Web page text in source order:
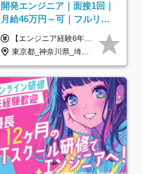
開発エンジニア｜面接1回｜
月給46万円～可｜フルリモ
ートも可｜案件選択制｜定
着率96％以上｜副業OK｜住
宅手当
【エンジニア経験6年以上の方】 月給46万円～100万円（固定残業代含む） ※上記月給には月30時間分の固定残業代（月8万7,400円～月19万円）を含む。超過分は全額支給。 【エンジニア経験4年以上の方】 月給42万円～100万円（固定残業代含む） ※上記月給には月30時間分の固定残業代（月7万9,800円～月19万円）を含む。超過分は全額支給。 【エンジニア経験4年未満の方】 月給38万円～100万円（固定残業代含む） ※上記月給には月30時間分の固定残業代（月7万2,200円～月19万円）を含む。超過分は全額支給。 ※経験、スキル、前職給与などを踏まえて決定。 ◆ルトラの給与制度のポイント！◆ ・社員の95%が入社時に年収UP！最高で300万円UPの実績も ・平均還元率86.3%（交通費・住宅手当・会社負担分の社保も含む） ・人柄やポテンシャルを評価し、スキル以上の希望年収を提示することも ・退職金制度やリファラル手当（平均50万円）あり
東京都_神奈川県_埼玉県_千葉県_大阪府_愛知県_北海道_青森県_岩手県_宮城県_秋田県_山形県_福島県_茨城県_栃木県_群馬県_新潟県_山梨県_長野県_富山県_石川県_福井県_静岡県_岐阜県_三重県_兵庫県_京都府_滋賀県_奈良県_和歌山県_広島県_岡山県_鳥取県_島根県_山口県_徳島県_香川県_愛媛県_高知県_福岡県_熊本県_佐賀県_長崎県_大分県_宮崎県_鹿児島県_沖縄県